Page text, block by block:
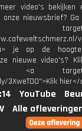
video's bekijken
onze nieuwsbrief? Ga
a> je op de
nieuwe video's?
3XweTO0">Klik hier</
YouTube
Alle